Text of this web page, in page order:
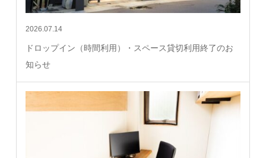
2026.07.14
ドロップイン（時間利用）・スペース貸切利用終了のお
知らせ